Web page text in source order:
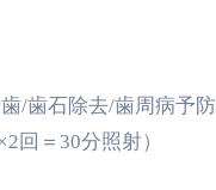
石除去/歯周病予防
回＝30分照射）